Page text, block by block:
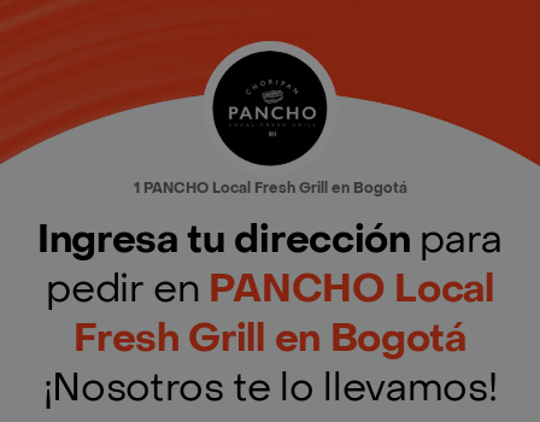
1 PANCHO Local Fresh Grill en Bogotá
Ingresa tu dirección para
pedir en PANCHO Local
Fresh Grill en Bogotá
¡Nosotros te lo llevamos!